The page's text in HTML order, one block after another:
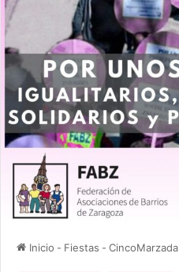
Inicio - Fiestas - CincoMarzada